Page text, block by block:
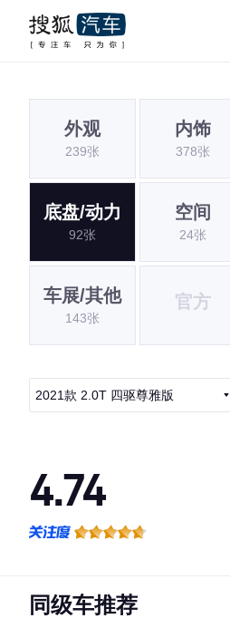
外观
239张
内饰
378张
底盘/动力
92张
空间
24张
车展/其他
143张
官方
2021款 2.0T 四驱尊雅版
4.74
·空间表现较为优秀，优于61%同级车
同级车推荐